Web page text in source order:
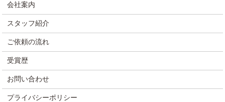
会社案内
スタッフ紹介
ご依頼の流れ
受賞歴
お問い合わせ
プライバシーポリシー